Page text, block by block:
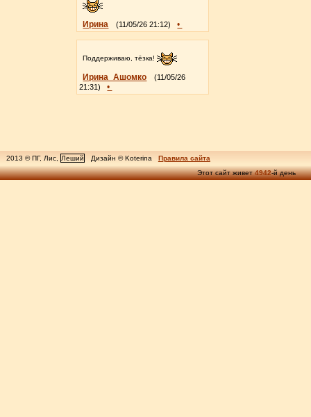
Ирина (11/05/26 21:12) •
Поддерживаю, тёзка!
Ирина_Ашомко
(11/05/26
21:31)
•
2013 © ПГ, Лис, Леший Дизайн © Koterina
Правила сайта
Этот сайт живет4942-й день